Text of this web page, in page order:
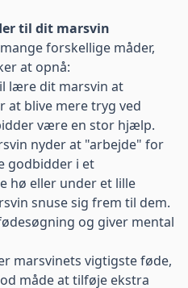
til dit marsvin
forskellige måder,
at opnå:
lære dit marsvin at
at blive mere tryg ved
være en stor hjælp.
nyder at "arbejde" for
godbidder i et
hø eller under et lille
snuse sig frem til dem.
og giver mental
marsvinets vigtigste føde,
måde at tilføje ekstra